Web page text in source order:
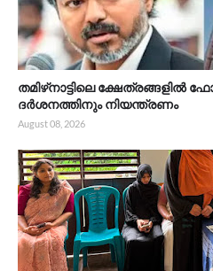
തമിഴ്‌നാട്ടിലെ ക്ഷേത്രങ്ങളിൽ
ദർശനത്തിനും നിയന്ത്രണം
August 08, 2026